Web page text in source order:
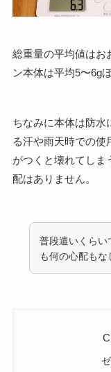
総重量の平均値はお
ン本体は平均5〜6g
ちなみに本体は防水
る汗や雨天時での使
がつくと壊れてしま
配はありません。
普段遣いくらい
も何の心配もな